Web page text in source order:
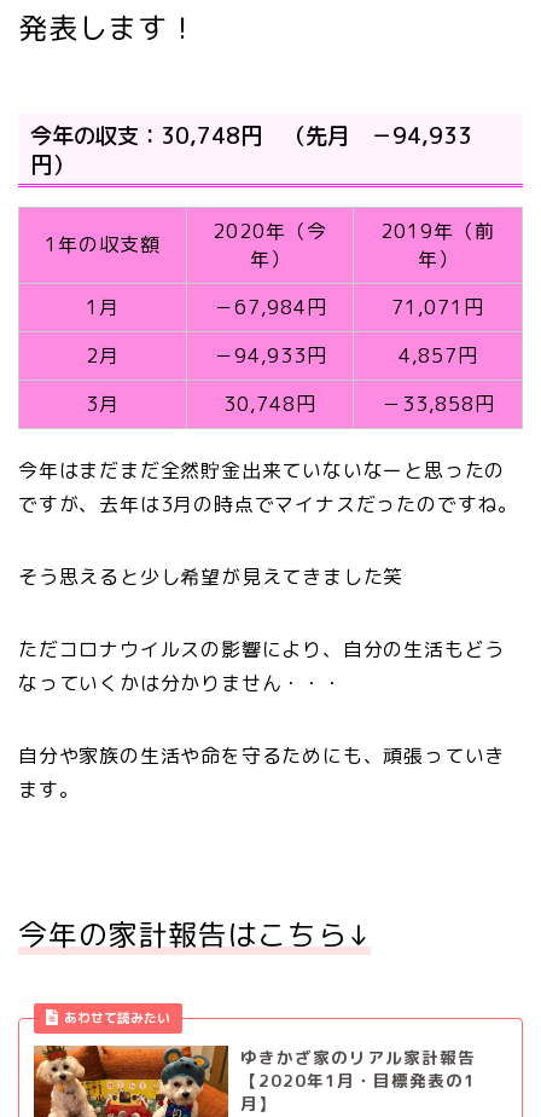
発表します！
今年の収支：30,748円 （先月 －94,933
円）
1年の収支額
2020年（今
年）
2019年（前
年）
1月
－67,984円
71,071円
2月
－94,933円
4,857円
3月
30,748円 －33,858円
今年はまだまだ全然貯金出来ていないなーと思ったの
ですが、去年は3月の時点でマイナスだったのですね。
そう思えると少し希望が見えてきました笑
ただコロナウイルスの影響により、自分の生活もどう
なっていくかは分かりません・・・
自分や家族の生活や命を守るためにも、頑張っていき
ます。
今年の家計報告はこちら↓
あわせて読みたい
ゆきかざ家のリアル家計報告
【2020年1月・目標発表の1
月】